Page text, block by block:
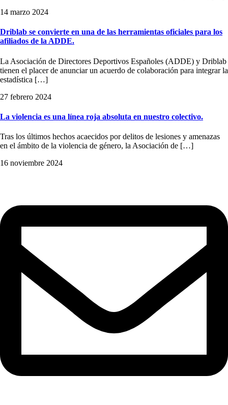
14 marzo 2024
Driblab se convierte en una de las herramientas oficiales para los
afiliados de la ADDE.
La Asociación de Directores Deportivos Españoles (ADDE) y Driblab
tienen el placer de anunciar un acuerdo de colaboración para integrar la
estadística […]
27 febrero 2024
La violencia es una línea roja absoluta en nuestro colectivo.
Tras los últimos hechos acaecidos por delitos de lesiones y amenazas
en el ámbito de la violencia de género, la Asociación de […]
16 noviembre 2024